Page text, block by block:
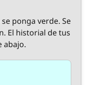
ponga verde. Se
El historial de tus
abajo.